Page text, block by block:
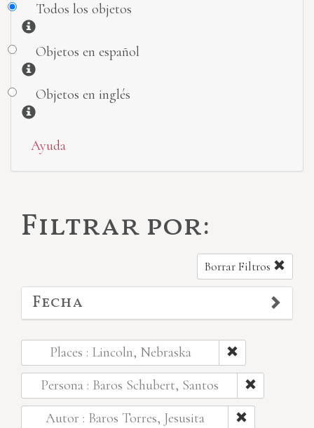
Todos los objetos
Información
Objetos en español
Información
Objetos en inglés
Información
Ayuda
Filtrar por:
Borrar Filtros
Fecha
Places : Lincoln, Nebraska
Persona : Baros Schubert, Santos
Autor : Baros Torres, Jesusita